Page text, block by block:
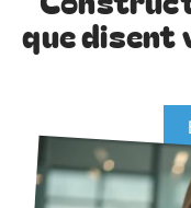
que disent